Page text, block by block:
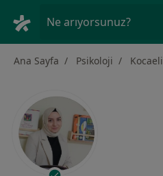
Ne arıyorsunuz?
Ana Sayfa Psikoloji Kocaeli